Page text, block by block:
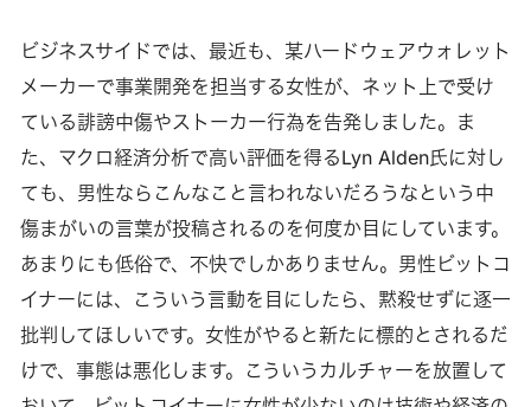
ビジネスサイドでは、最近も、某ハードウェアウォレット
メーカーで事業開発を担当する女性が、ネット上で受け
ている誹謗中傷やストーカー行為を告発しました。ま
た、マクロ経済分析で高い評価を得るLyn Alden氏に対し
ても、男性ならこんなこと言われないだろうなという中
傷まがいの言葉が投稿されるのを何度か目にしています。
あまりにも低俗で、不快でしかありません。男性ビットコ
イナーには、こういう言動を目にしたら、黙殺せずに逐一
批判してほしいです。女性がやると新たに標的とされるだ
けで、事態は悪化します。こういうカルチャーを放置して